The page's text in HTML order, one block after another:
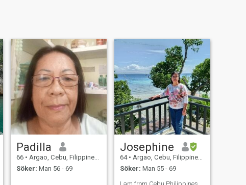
Padilla
66 • Argao, Cebu, Filippinerna
Söker: Man 56 - 69
Josephine
64 • Argao, Cebu, Filippinerna
Söker: Man 55 - 69